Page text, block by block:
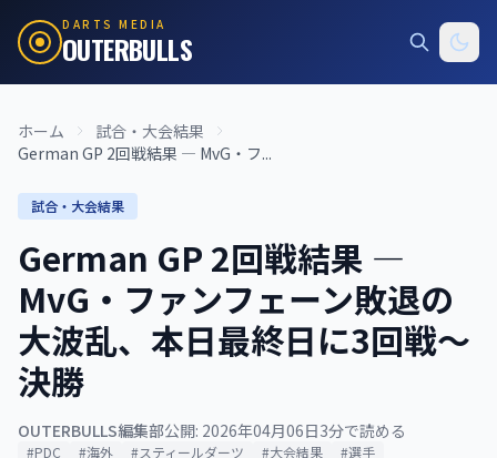
DARTS MEDIA
OUTERBULLS
ホーム
試合・大会結果
German GP 2回戦結果 — MvG・フ...
試合・大会結果
German GP 2回戦結果 —
MvG・ファンフェーン敗退の
大波乱、本日最終日に3回戦〜
決勝
OUTERBULLS編集部公開: 2026年04月06日3分で読める
#PDC #海外 #スティールダーツ #大会結果 #選手